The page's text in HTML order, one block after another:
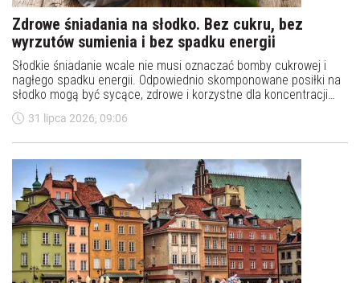
Zdrowe śniadania na słodko. Bez cukru, bez
wyrzutów sumienia i bez spadku energii
Słodkie śniadanie wcale nie musi oznaczać bomby cukrowej i
nagłego spadku energii. Odpowiednio skomponowane posiłki na
słodko mogą być sycące, zdrowe i korzystne dla koncentracji
oraz metabolizmu. Kluczem jest wybór naturalnych składników i
unikanie produktów, które tylko udają zdrowe.
31 lipca 2026, 09:06